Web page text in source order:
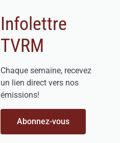
Infolettre
TVRM
Chaque semaine, recevez
un lien direct vers nos
émissions!
Abonnez-vous